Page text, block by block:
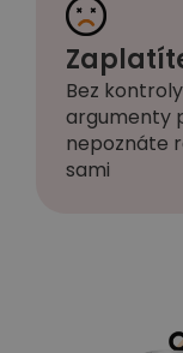
Bez
argumenty
nepoznáte
sami